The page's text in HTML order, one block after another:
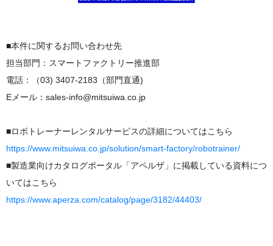
■本件に関するお問い合わせ先
担当部門：スマートファクトリー推進部
電話：（03) 3407-2183（部門直通)
Eメール：sales-info@mitsuiwa.co.jp
■ロボトレーナーレンタルサービスの詳細についてはこちら
https://www.mitsuiwa.co.jp/solution/smart-factory/robotrainer/
■製造業向けカタログポータル「アペルザ」に掲載している資料につ
いてはこちら
https://www.aperza.com/catalog/page/3182/44403/